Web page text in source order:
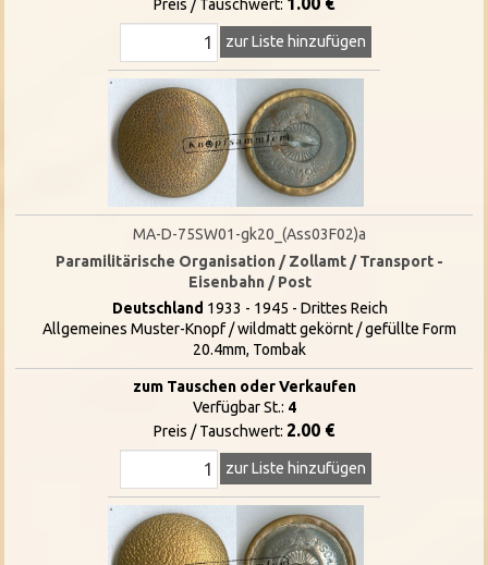
Preis / Tauschwert:
zur Liste hinzufügen
MA-D-75SW01-gk20_(Ass03F02)a
Paramilitärische Organisation / Zollamt / Transport -
Eisenbahn / Post
Deutschland 1933 - 1945 - Drittes Reich
Allgemeines Muster-Knopf / wildmatt gekörnt / gefüllte Form
20.4mm, Tombak
zum Tauschen oder Verkaufen
Verfügbar St.: 4
Preis / Tauschwert: 2.00 €
zur Liste hinzufügen